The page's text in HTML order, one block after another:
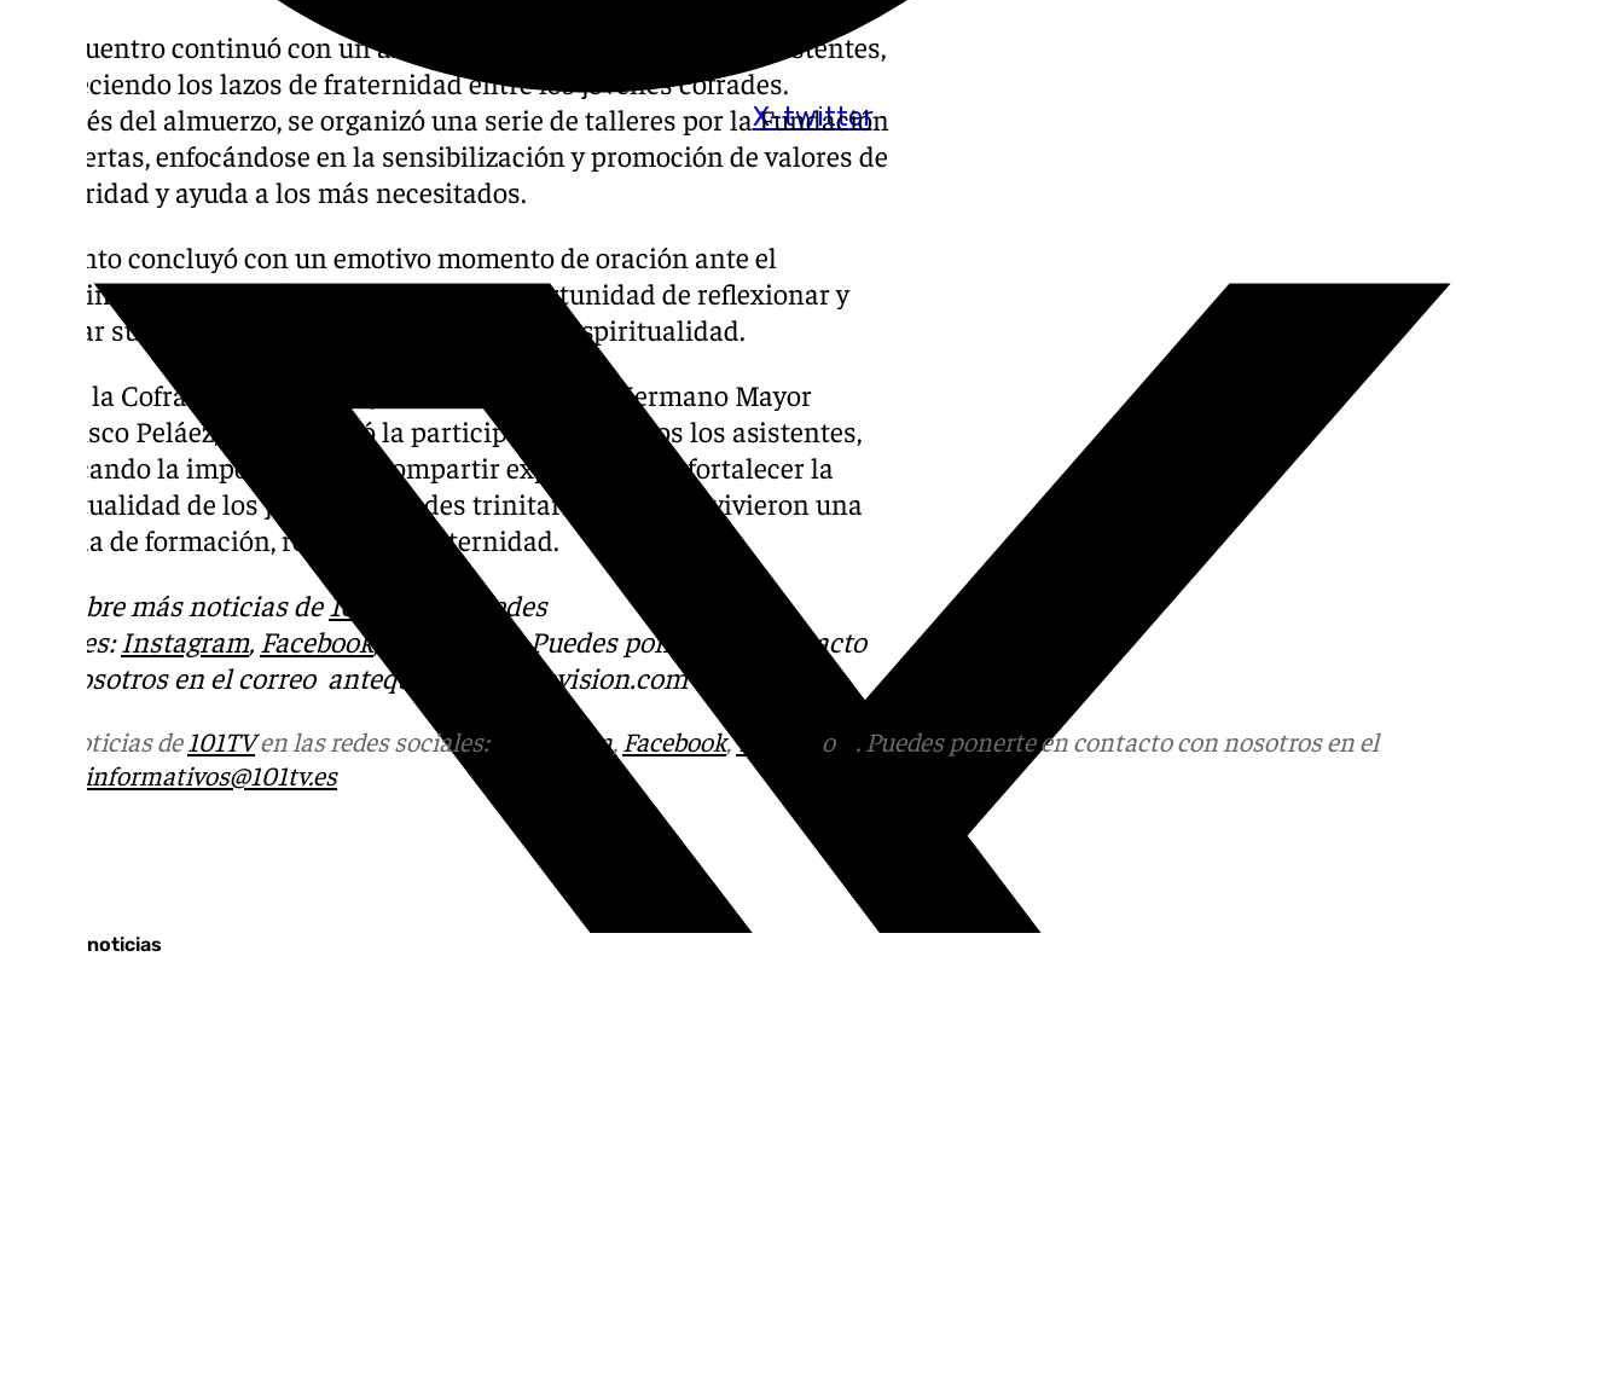
X-twitter
El encuentro continuó con un almuerzo compartido entre los asistentes,
fortaleciendo los lazos de fraternidad entre los jóvenes cofrades.
Después del almuerzo, se organizó una serie de talleres por la Fundación
Prolibertas, enfocándose en la sensibilización y promoción de valores de
solidaridad y ayuda a los más necesitados.
El evento concluyó con un emotivo momento de oración ante el
Santísimo, donde los jóvenes tuvieron la oportunidad de reflexionar y
reforzar su fe en un espacio de recogimiento y espiritualidad.
Desde la Cofradía del Rescate, encabezada por su Hermano Mayor
Francisco Peláez, se agradeció la participación de todos los asistentes,
destacando la importancia de compartir experiencias y fortalecer la
espiritualidad de los jóvenes cofrades trinitarios, quienes vivieron una
jornada de formación, reflexión y fraternidad.
Descubre más noticias de101Tv
en las redes
sociales: Instagram, Facebook,
. Puedes ponerte en contacto
con nosotros en el correo antequera@101television.com
Más noticias de101TVen las redes sociales: Instagram, Facebook,Tik Tok o
. Puedes ponerte en contacto con nosotros en el
informativos@101tv.es
Últimas noticias